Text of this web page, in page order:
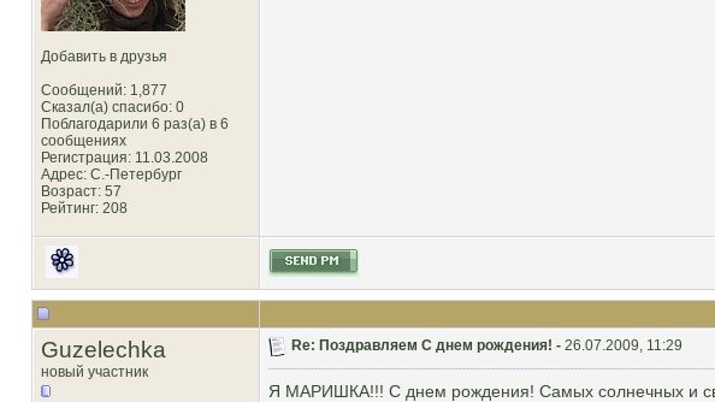
Добавить в друзья
Сообщений: 1,877
Сказал(а) спасибо: 0
Поблагодарили 6 раз(а) в 6
сообщениях
Регистрация: 11.03.2008
Адрес: С.-Петербург
Возраст: 57
Рейтинг: 208
Guzelechka
новый участник
Re: Поздравляем С днем рождения! - 26.07.2009, 11:29
Я МАРИШКА!!! С днем рождения! Самых солнечных и